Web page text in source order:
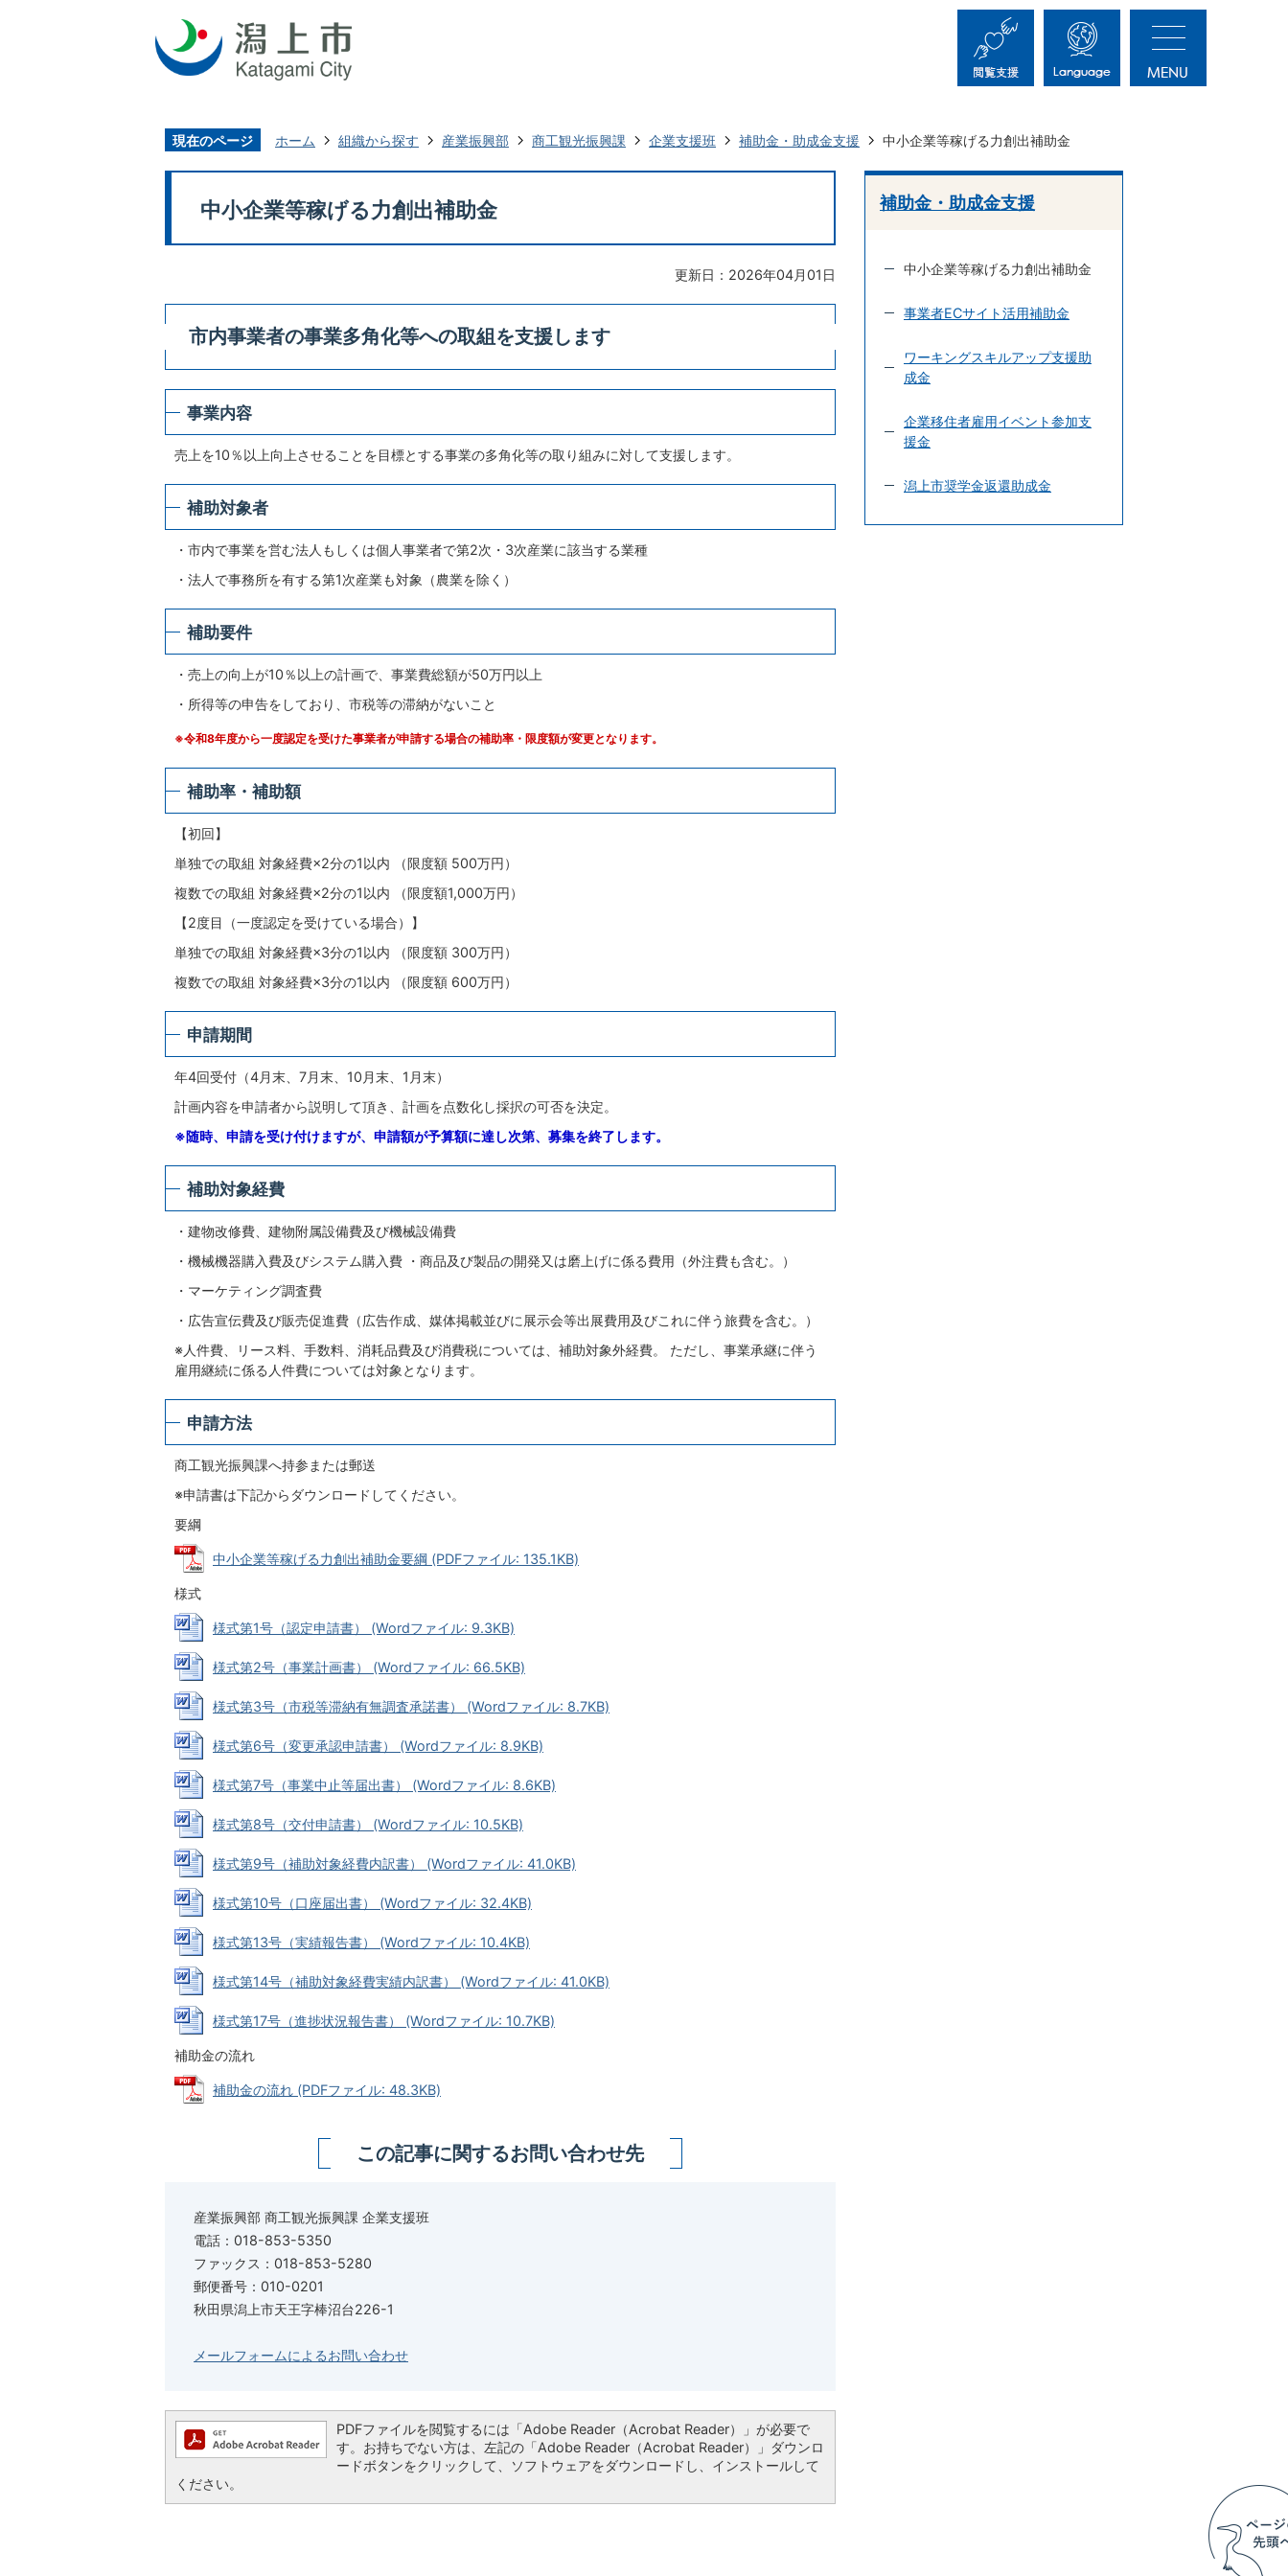
現在のページ ホーム 組織から探す 産業振興部 商工観光振興課 企業支援班 補助金・助成金支援 中小企業等稼げる力創出補助金
中小企業等稼げる力創出補助金
更新日：2026年04月01日
市内事業者の事業多角化等への取組を支援します
事業内容
売上を10％以上向上させることを目標とする事業の多角化等の取り組みに対して支援します。
補助対象者
・市内で事業を営む法人もしくは個人事業者で第2次・3次産業に該当する業種
・法人で事務所を有する第1次産業も対象（農業を除く）
補助要件
・売上の向上が10％以上の計画で、事業費総額が50万円以上
・所得等の申告をしており、市税等の滞納がないこと
※令和8年度から一度認定を受けた事業者が申請する場合の補助率・限度額が変更となります。
補助率・補助額
【初回】
単独での取組 対象経費×2分の1以内 （限度額 500万円）
複数での取組 対象経費×2分の1以内 （限度額1,000万円）
【2度目（一度認定を受けている場合）】
単独での取組 対象経費×3分の1以内 （限度額 300万円）
複数での取組 対象経費×3分の1以内 （限度額 600万円）
申請期間
年4回受付（4月末、7月末、10月末、1月末）
計画内容を申請者から説明して頂き、計画を点数化し採択の可否を決定。
※随時、申請を受け付けますが、申請額が予算額に達し次第、募集を終了します。
補助対象経費
・建物改修費、建物附属設備費及び機械設備費
・機械機器購入費及びシステム購入費 ・商品及び製品の開発又は磨上げに係る費用（外注費も含む。）
・マーケティング調査費
・広告宣伝費及び販売促進費（広告作成、媒体掲載並びに展示会等出展費用及びこれに伴う旅費を含む。）
※人件費、リース料、手数料、消耗品費及び消費税については、補助対象外経費。 ただし、事業承継に伴う
雇用継続に係る人件費については対象となります。
申請方法
商工観光振興課へ持参または郵送
※申請書は下記からダウンロードしてください。
要綱
中小企業等稼げる力創出補助金要綱 (PDFファイル: 135.1KB)
様式
様式第1号（認定申請書） (Wordファイル: 9.3KB)
様式第2号（事業計画書） (Wordファイル: 66.5KB)
様式第3号（市税等滞納有無調査承諾書） (Wordファイル: 8.7KB)
様式第6号（変更承認申請書） (Wordファイル: 8.9KB)
様式第7号（事業中止等届出書） (Wordファイル: 8.6KB)
様式第8号（交付申請書） (Wordファイル: 10.5KB)
様式第9号（補助対象経費内訳書） (Wordファイル: 41.0KB)
様式第10号（口座届出書） (Wordファイル: 32.4KB)
様式第13号（実績報告書） (Wordファイル: 10.4KB)
様式第14号（補助対象経費実績内訳書） (Wordファイル: 41.0KB)
様式第17号（進捗状況報告書） (Wordファイル: 10.7KB)
補助金の流れ
補助金の流れ (PDFファイル: 48.3KB)
この記事に関するお問い合わせ先
産業振興部 商工観光振興課 企業支援班
電話：018-853-5350
ファックス：018-853-5280
郵便番号：010-0201
秋田県潟上市天王字棒沼台226-1
メールフォームによるお問い合わせ
PDFファイルを閲覧するには「Adobe Reader（Acrobat Reader）」が必要で
す。お持ちでない方は、左記の「Adobe Reader（Acrobat Reader）」ダウンロ
ードボタンをクリックして、ソフトウェアをダウンロードし、インストールして
ください。
補助金・助成金支援
中小企業等稼げる力創出補助金
事業者ECサイト活用補助金
ワーキングスキルアップ支援助
成金
企業移住者雇用イベント参加支
援金
潟上市奨学金返還助成金